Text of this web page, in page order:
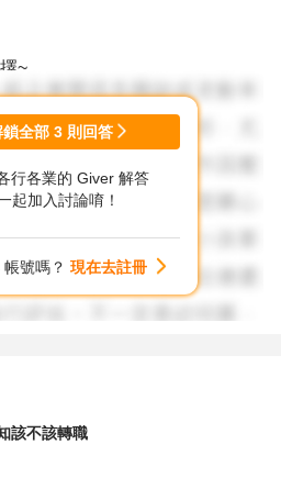
~
有好結果的~
全部 3 則回答
行各業的 Giver 解答
起加入討論唷！
號嗎？ 現在去註冊
該不該轉職